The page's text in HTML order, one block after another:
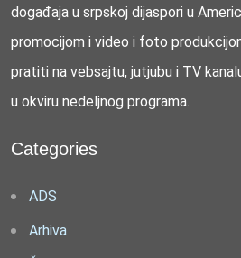
događaja u srpskoj dijaspori u
promocijom i video i foto
pratiti na vebsajtu, jutjubu i TV
u okviru nedeljnog programa.
Categories
ADS
Arhiva